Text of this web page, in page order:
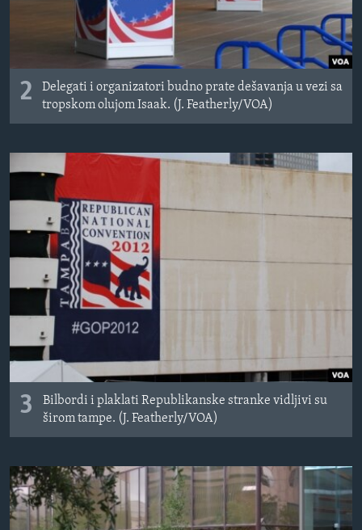
2
Delegati i organizatori budno prate dešavanja u vezi sa
tropskom olujom Isaak. (J. Featherly/VOA)
3
Bilbordi i plaklati Republikanske stranke vidljivi su
širom tampe. (J. Featherly/VOA)